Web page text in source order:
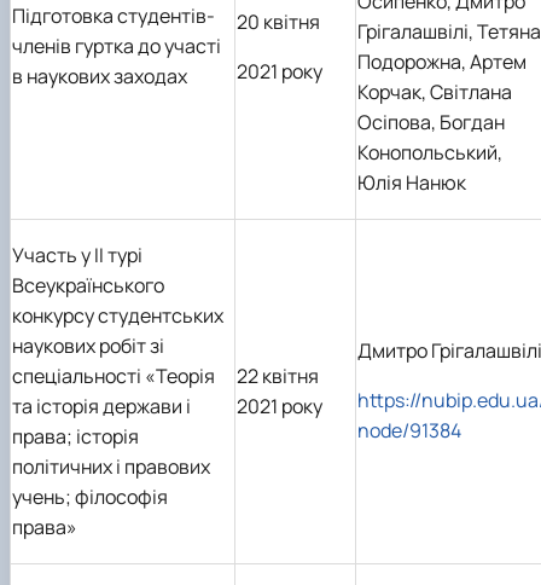
Підготовка студентів-
членів гуртка до участі
в наукових заходах
20 квітня
2021 року
Грігалашвілі, Тетяна
Подорожна,Артем
Корчак, Світлана
Осіпова, Богдан
Конопольський,
Юлія Нанюк
Участь у ІІ турі
Всеукраїнського
конкурсу студентських
наукових робіт зі
спеціальності «Теорія
та історія держави і
права; історія
політичних і правових
учень; філософія
права»
22 квітня
2021 року
Дмитро Грігалашвілі
https://
node/91384